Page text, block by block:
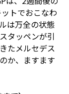
トでおこなわ
は万全の状態
タッペンが引
たメルセデス
か、ますます